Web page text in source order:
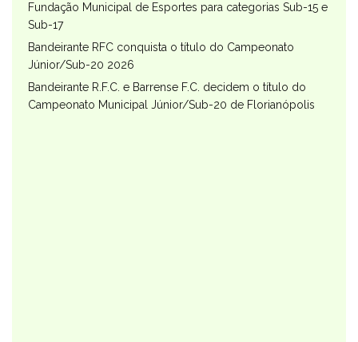
Fundação Municipal de Esportes para categorias Sub-15 e
Sub-17
Bandeirante RFC conquista o título do Campeonato
Júnior/Sub-20 2026
Bandeirante R.F.C. e Barrense F.C. decidem o título do
Campeonato Municipal Júnior/Sub-20 de Florianópolis